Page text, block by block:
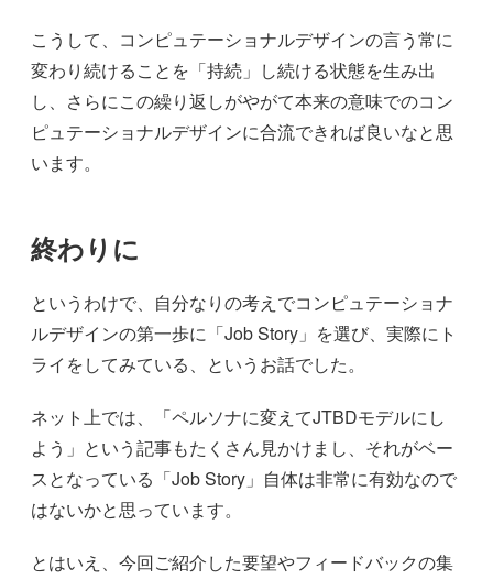
こうして、コンピュテーショナルデザインの言う常に
変わり続けることを「持続」し続ける状態を生み出
し、さらにこの繰り返しがやがて本来の意味でのコン
ピュテーショナルデザインに合流できれば良いなと思
います。
終わりに
というわけで、自分なりの考えでコンピュテーショナ
ルデザインの第一歩に「Job Story」を選び、実際にト
ライをしてみている、というお話でした。
ネット上では、「ペルソナに変えてJTBDモデルにし
よう」という記事もたくさん見かけまし、それがベー
スとなっている「Job Story」自体は非常に有効なので
はないかと思っています。
とはいえ、今回ご紹介した要望やフィードバックの集